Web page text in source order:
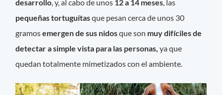
desarrollo, y, al cabo de unos 12 a 14 meses, las
pequeñas tortuguitasque pesan cerca de unos 30
gramosemergen de sus nidosque son muy difíciles de
detectar a simple vista para las personas, ya que
quedan totalmente mimetizados con el ambiente.